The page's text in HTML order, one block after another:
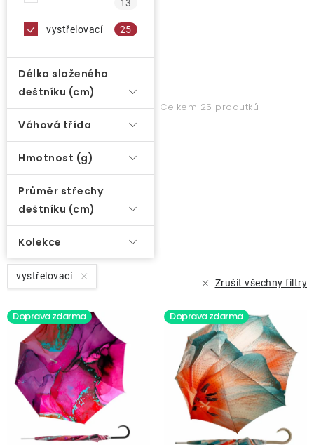
O nás
13
vystřelovací 25
Délka složeného
deštníku (cm)
Váhová třída
Hmotnost (g)
Průměr střechy
deštníku (cm)
Kolekce
Celkem 25 produtků
vystřelovací
Zrušit všechny filtry
Doprava zdarma Doprava zdarma